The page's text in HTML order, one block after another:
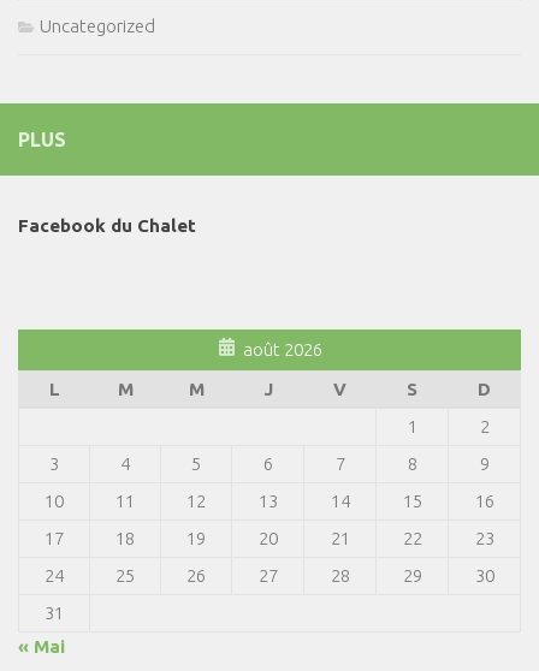
Uncategorized
PLUS
Facebook du Chalet
août 2026
L
M M J V S
D
1
2
3
4 5 6 7 8
9
10
11 12 13 14 15
16
17
18 19 20 21 22
23
24
25 26 27 28 29
30
31
« Mai